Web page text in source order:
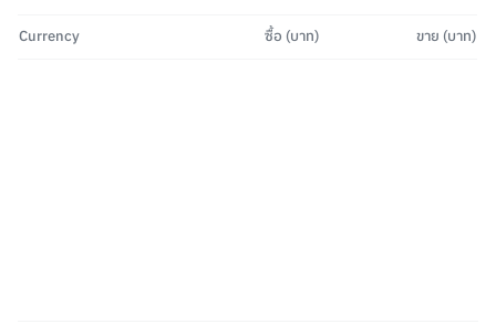
Currency ซื้อ (บาท) ขาย (บาท)